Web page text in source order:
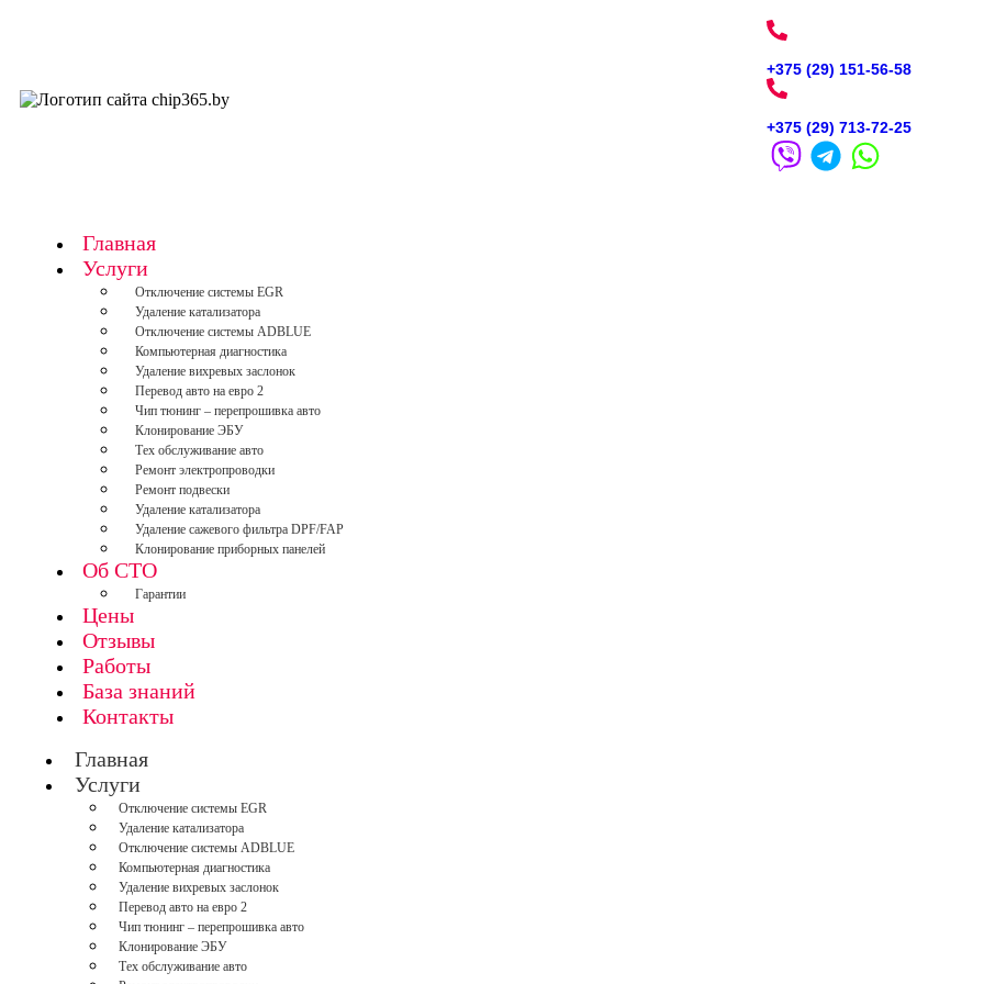
+375 (29) 151-56-58
+375 (29) 713-72-25
Главная
Услуги
Отключение системы EGR
Удаление катализатора
Отключение системы ADBLUE
Компьютерная диагностика
Удаление вихревых заслонок
Перевод авто на евро 2
Чип тюнинг – перепрошивка авто
Клонирование ЭБУ
Тех обслуживание авто
Ремонт электропроводки
Ремонт подвески
Удаление катализатора
Удаление сажевого фильтра DPF/FAP
Клонирование приборных панелей
Об СТО
Гарантии
Цены
Отзывы
Работы
База знаний
Контакты
Главная
Услуги
Отключение системы EGR
Удаление катализатора
Отключение системы ADBLUE
Компьютерная диагностика
Удаление вихревых заслонок
Перевод авто на евро 2
Чип тюнинг – перепрошивка авто
Клонирование ЭБУ
Тех обслуживание авто